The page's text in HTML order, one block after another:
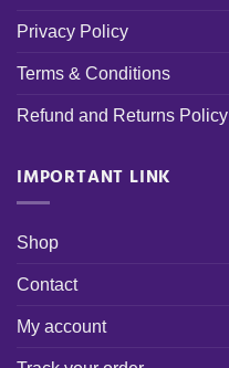
Privacy Policy
Terms & Conditions
Refund and Returns Policy
IMPORTANT LINK
Shop
Contact
My account